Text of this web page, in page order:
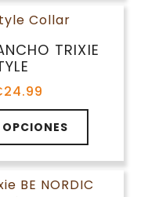
TRIXIE
24.99